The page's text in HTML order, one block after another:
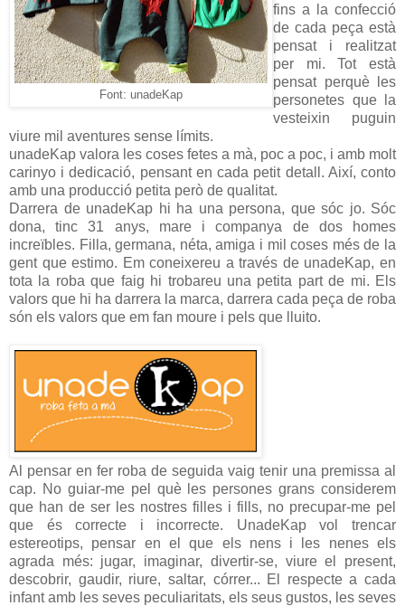
Font: unadeKap
fins a la confecció
de cada peça està
pensat i realitzat
per mi. Tot està
pensat perquè les
personetes que la
vesteixin puguin
viure mil aventures sense límits.
unadeKap valora les coses fetes a mà, poc a poc, i amb molt
carinyo i dedicació, pensant en cada petit detall. Així, conto
amb una producció petita però de qualitat.
Darrera de unadeKap hi ha una persona, que sóc jo. Sóc
dona, tinc 31 anys, mare i companya de dos homes
increïbles. Filla, germana, néta, amiga i mil coses més de la
gent que estimo. Em coneixereu a través de unadeKap, en
tota la roba que faig hi trobareu una petita part de mi. Els
valors que hi ha darrera la marca, darrera cada peça de roba
són els valors que em fan moure i pels que lluito.
Al pensar en fer roba de seguida vaig tenir una premissa al
cap. No guiar-me pel què les persones grans considerem
que han de ser les nostres filles i fills, no precupar-me pel
que és correcte i incorrecte. UnadeKap vol trencar
estereotips, pensar en el que els nens i les nenes els
agrada més: jugar, imaginar, divertir-se, viure el present,
descobrir, gaudir, riure, saltar, córrer... El respecte a cada
infant amb les seves peculiaritats, els seus gustos, les seves